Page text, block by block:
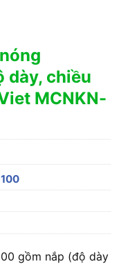
dày, chiều
MCNKN-
gồm nắp (độ dày